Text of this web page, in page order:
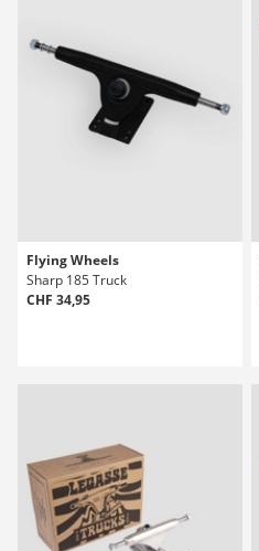
Flying Wheels
Sharp 185 Truck
CHF 34,95